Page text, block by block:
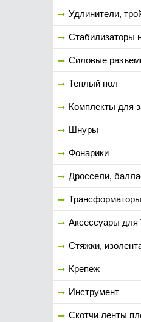
Удлинители,
Стабилизаторы
Силовые
Теплый пол
Комплекты для
Шнуры
Фонарики
Дроссели,
Аксессуары для
Стяжки,
Крепеж
Инструмент
Скотчи ленты